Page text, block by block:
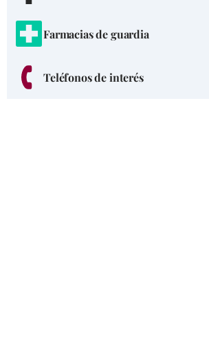
Farmacias de guardia
Teléfonos de interés